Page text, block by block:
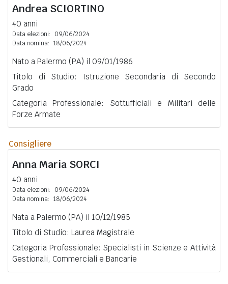
Andrea SCIORTINO
40 anni
Data elezioni:
09/06/2024
Data nomina: 18/06/2024
Nato a Palermo (PA) il 09/01/1986
Titolo di Studio: Istruzione Secondaria di Secondo
Grado
Categoria Professionale: Sottufficiali e Militari delle
Forze Armate
Consigliere
Anna Maria SORCI
40 anni
Data elezioni:
09/06/2024
Data nomina: 18/06/2024
Nata a Palermo (PA) il 10/12/1985
Titolo di Studio: Laurea Magistrale
Categoria Professionale: Specialisti in Scienze e Attività
Gestionali, Commerciali e Bancarie